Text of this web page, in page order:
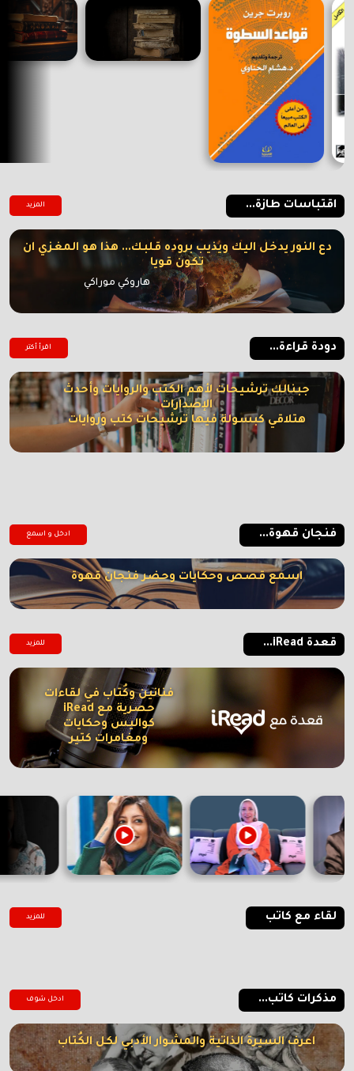
اقتباسات طازة... المزيد
دع النور يدخل اليك ويذيب بروده قلبك... هذا هو المغزي ان
تكون قويا
هاروكي موراكي
دودة قراءة... اقرأ أكتر
جبنالك ترشيحات لأهم الكتب والروايات وأحدث
الإصدارات
هتلاقي كبسولة فيها ترشيحات كتب وروايات
فنجان قهوة... ادخل و اسمع
اسمع قصص وحكايات وحضر فنجان قهوة
قعدة iRead... للمزيد
فنانين وكُتاب في لقاءات
حصرية مع iRead
كواليس وحكايات
ومغامرات كتير
لقاء مع كاتب للمزيد
مذكرات كاتب... ادخل شوف
اعرف السيرة الذاتية والمشوار الأدبي لكل الكُتاب